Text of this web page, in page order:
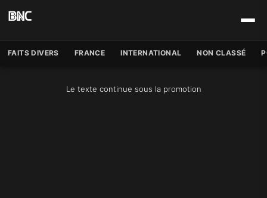
FAITS DIVERS FRANCE INTERNATIONAL NON CLASSÉ
Le texte continue sous la promotion